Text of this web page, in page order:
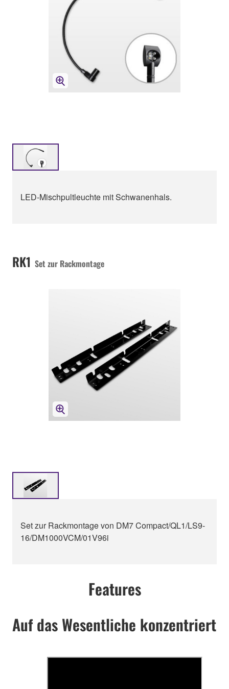
LED-Mischpultleuchte mit Schwanenhals.
RK1 Set zur Rackmontage
Set zur Rackmontage von DM7 Compact/QL1/LS9-
16/DM1000VCM/01V96i
Features
Auf das Wesentliche konzentriert